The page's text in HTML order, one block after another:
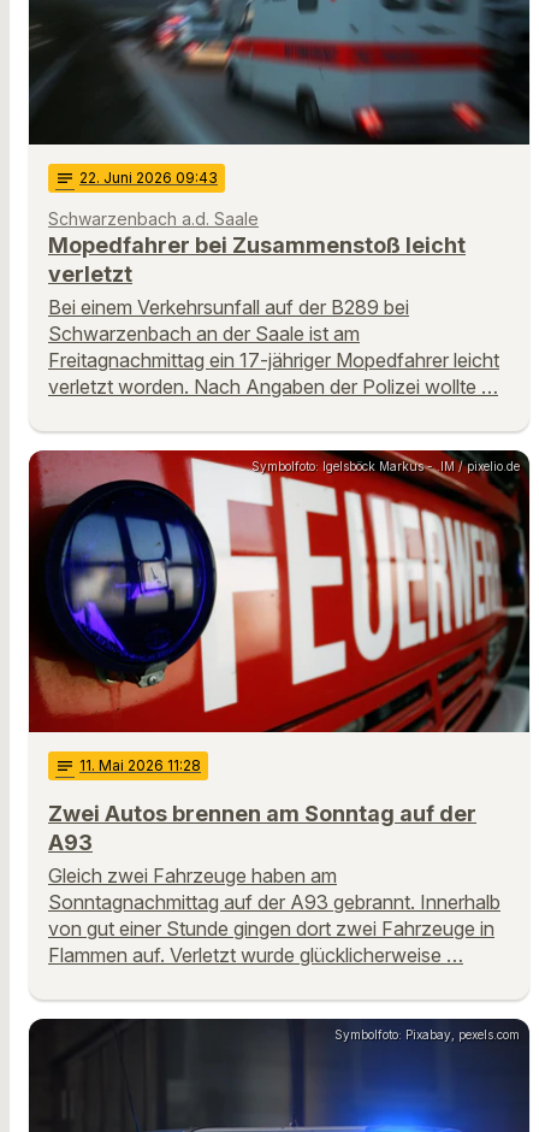
notes 22. Juni 2026 09:43
Schwarzenbach a.d. Saale
Mopedfahrer bei Zusammenstoß leicht
verletzt
Bei einem Verkehrsunfall auf der B289 bei
Schwarzenbach an der Saale ist am
Freitagnachmittag ein 17-jähriger Mopedfahrer leicht
verletzt worden. Nach Angaben der Polizei wollte …
Symbolfoto: Igelsböck Markus - .IM / pixelio.de
notes 11. Mai 2026 11:28
Zwei Autos brennen am Sonntag auf der
A93
Gleich zwei Fahrzeuge haben am
Sonntagnachmittag auf der A93 gebrannt. Innerhalb
von gut einer Stunde gingen dort zwei Fahrzeuge in
Flammen auf. Verletzt wurde glücklicherweise …
Symbolfoto: Pixabay, pexels.com